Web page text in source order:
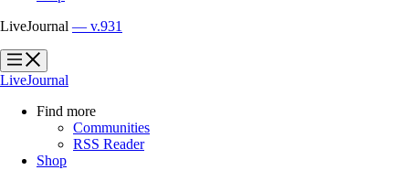
LiveJournal — v.931
?
?
LiveJournal
Find more
Communities
RSS Reader
Shop